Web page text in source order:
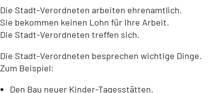
Die Stadt-Verordneten arbeiten ehrenamtlich.
Sie bekommen keinen Lohn für Ihre Arbeit.
Die Stadt-Verordneten treffen sich.
Die Stadt-Verordneten besprechen wichtige Dinge.
Zum Beispiel:
Den Bau neuer Kinder-Tagesstätten.